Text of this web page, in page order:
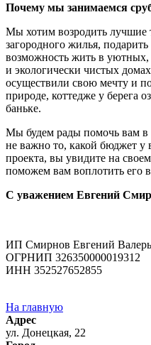
Почему мы занимаемся
Мы хотим возродить лучшие
загородного жилья,
возможность жить в
и экологически чистых
осуществили свою мечту и
природе, коттедже у берега
баньке.
Мы будем рады помочь вам
не важно то, какой бюджет у
проекта, вы увидите на
поможем вам воплотить его
С уважением Евгений
ИП Смирнов Евгений
ОГРНИП 326350000019312
ИНН 352527652855
На главную
Адрес
ул. Донецкая, 22